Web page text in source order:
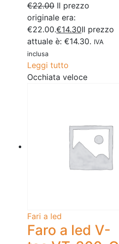
€22.00 Il prezzo
originale era:
€22.00.€14.30Il prezzo
attuale è: €14.30. IVA
inclusa
Leggi tutto
Occhiata veloce
Fari a led
Faro a led V-